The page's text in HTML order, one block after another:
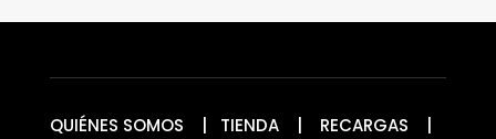
QUIÉNES SOMOS | TIENDA | RECARGAS |